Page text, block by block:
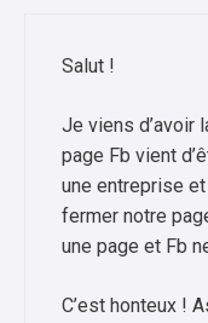
Salut !
Je viens d’avoir
page Fb vient
une entreprise
fermer notre
une page et Fb
C’est honteux !